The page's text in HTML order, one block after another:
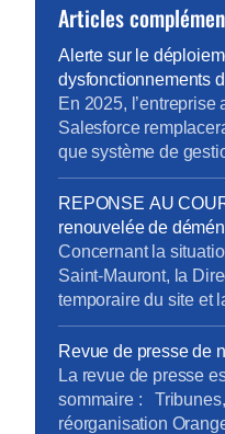
Articles
Alerte sur le
dysfonctionnements
projets métiers
En 2025,
Salesforce
que système de
(CRM). À cette
la Direction du
avaient sollicité
cahier des charges
en compte les
REPONSE AU
renouvelée de
tertiaire du site de
Concernant la
Saint-Mauront, la
temporaire du site et
risques graves pour
mais ne répond pas à
formulée par la CFE-
claire et définitive sur
tertiaires.
Revue de presse de
La revue de presse
sommaire :
réorganisation